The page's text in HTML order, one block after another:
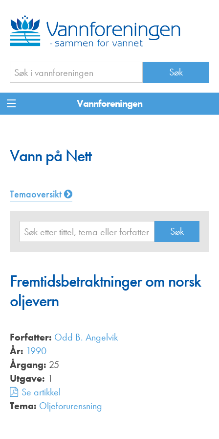
Vannforeningen
Vann på Nett
Temaoversikt
Fremtidsbetraktninger om norsk
oljevern
Forfatter: Odd B. Angelvik
År: 1990
Årgang: 25
Utgave: 1
Se artikkel
Tema: Oljeforurensning